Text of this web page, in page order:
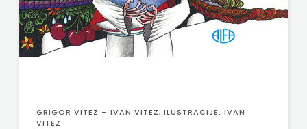
SALESIANA
SANDORF
media
GRIGOR VITEZ – IVAN VITEZ, ILUSTRACIJE: IVAN
VITEZ